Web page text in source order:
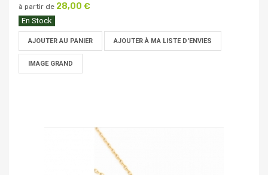
à partir de 28,00 €
En Stock
AJOUTER AU PANIER AJOUTER À MA LISTE D'ENVIES
IMAGE GRAND